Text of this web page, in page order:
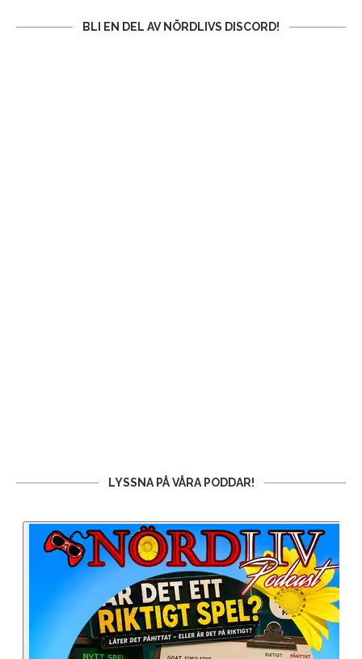
BLI EN DEL AV NÖRDLIVS DISCORD!
LYSSNA PÅ VÅRA PODDAR!